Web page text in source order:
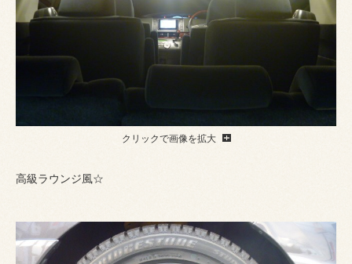
クリックで画像を拡大
高級ラウンジ風☆